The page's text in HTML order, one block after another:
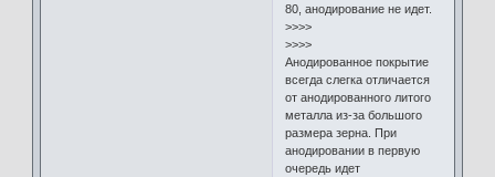
80, анодирование не идет.
>>>>
>>>>
Анодированное покрытие
всегда слегка отличается
от анодированного литого
металла из-за большого
размера зерна. При
анодировании в первую
очередь идет